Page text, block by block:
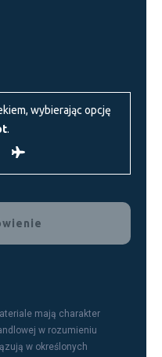
wybierając opcję
.
mają charakter
w rozumieniu
w określonych